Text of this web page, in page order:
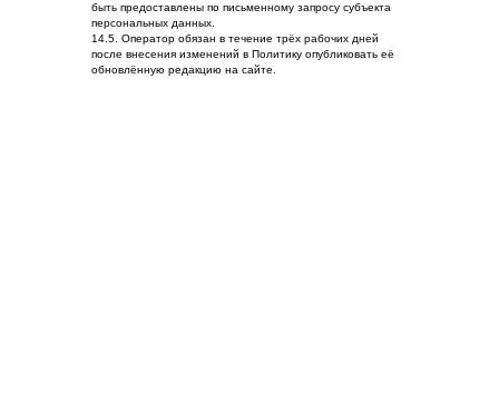
быть предоставлены по письменному запросу субъекта
персональных данных.
14.5. Оператор обязан в течение трёх рабочих дней
после внесения изменений в Политику опубликовать её
обновлённую редакцию на сайте.